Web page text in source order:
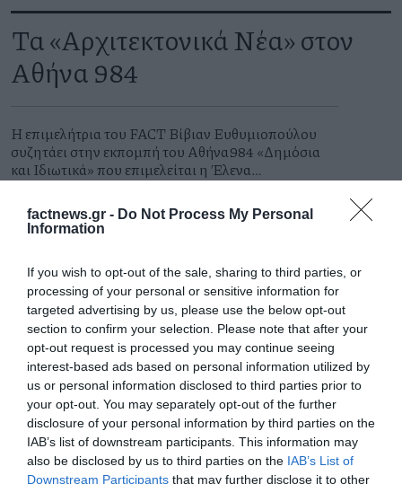
factnews.gr - Do Not Process My Personal
Information
If you wish to opt-out of the sale, sharing to third parties, or
processing of your personal or sensitive information for
targeted advertising by us, please use the below opt-out
section to confirm your selection. Please note that after your
opt-out request is processed you may continue seeing
interest-based ads based on personal information utilized by
us or personal information disclosed to third parties prior to
your opt-out. You may separately opt-out of the further
disclosure of your personal information by third parties on the
IAB’s list of downstream participants. This information may
also be disclosed by us to third parties on the IAB’s List of
Downstream Participants that may further disclose it to other
Τα «Αρχιτεκτονικά Νέα» στον
Αθήνα 984
Η επιμελήτρια του FACT Βίβιαν Ευθυμιοπούλου
συζητάει στην εκπομπή του Αθήνα984 «Δημόσια
και Ιδιωτικά» που επιμελείται η Έλενα
Χατζηιωάννου, με τους αρχιτέκτονες Σταυρούλα
Χριστοφιλοπούλου και Γιώργο Ατσαλάκη.
Βίβιαν Ευθυμιοπούλου
Κυριακή 26 Ιουλίου 2026